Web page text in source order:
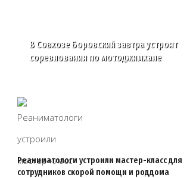
В Совхозе Боровский завтра устроят
соревнования по мотоджимхане
Реаниматологи устроили мастер-класс для
сотрудников скорой помощи и роддома